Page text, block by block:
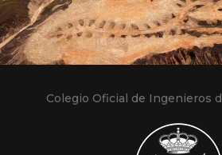
Colegio Oficial de Ingenieros